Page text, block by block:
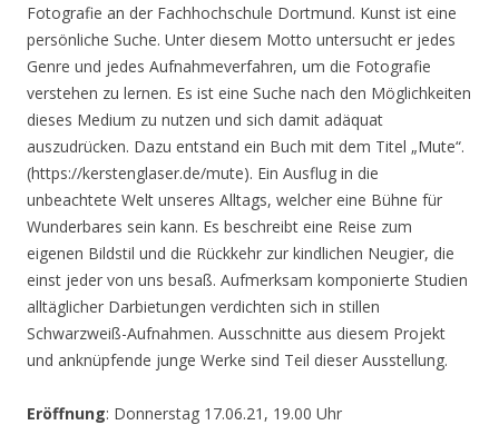
Fotografie an der Fachhochschule Dortmund. Kunst ist eine
persönliche Suche. Unter diesem Motto untersucht er jedes
Genre und jedes Aufnahmeverfahren, um die Fotografie
verstehen zu lernen. Es ist eine Suche nach den Möglichkeiten
dieses Medium zu nutzen und sich damit adäquat
auszudrücken. Dazu entstand ein Buch mit dem Titel „Mute“.
(https://kerstenglaser.de/mute). Ein Ausflug in die
unbeachtete Welt unseres Alltags, welcher eine Bühne für
Wunderbares sein kann. Es beschreibt eine Reise zum
eigenen Bildstil und die Rückkehr zur kindlichen Neugier, die
einst jeder von uns besaß. Aufmerksam komponierte Studien
alltäglicher Darbietungen verdichten sich in stillen
Schwarzweiß-Aufnahmen. Ausschnitte aus diesem Projekt
und anknüpfende junge Werke sind Teil dieser Ausstellung.
Eröffnung: Donnerstag 17.06.21, 19.00 Uhr